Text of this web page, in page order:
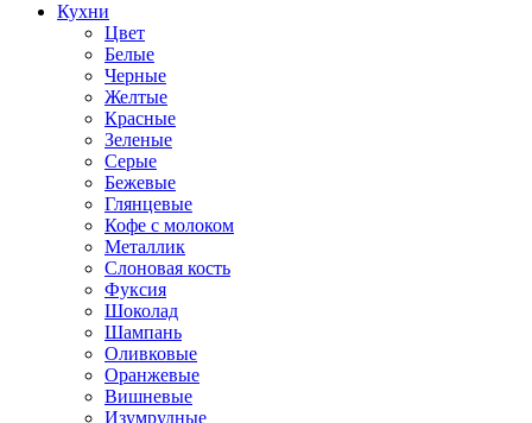
Кухни
Цвет
Белые
Черные
Желтые
Красные
Зеленые
Серые
Бежевые
Глянцевые
Кофе с молоком
Металлик
Слоновая кость
Фуксия
Шоколад
Шампань
Оливковые
Оранжевые
Вишневые
Изумрудные